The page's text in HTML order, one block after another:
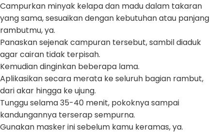
Campurkan minyak kelapa dan madu dalam takaran
yang sama, sesuaikan dengan kebutuhan atau panjang
rambutmu, ya.
Panaskan sejenak campuran tersebut, sambil diaduk
agar cairan tidak terpisah.
Kemudian dinginkan beberapa lama.
Aplikasikan secara merata ke seluruh bagian rambut,
dari akar hingga ke ujung.
Tunggu selama 35-40 menit, pokoknya sampai
kandungannya terserap sempurna.
Gunakan masker ini sebelum kamu keramas, ya.